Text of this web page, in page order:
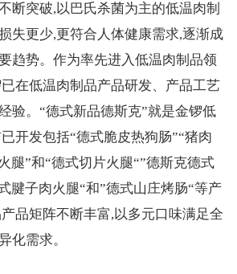
断突破,以巴氏杀菌为主的低温肉制
失更少,更符合人体健康需求,逐渐成
趋势。作为率先进入低温肉制品领
在低温肉制品产品研发、产品工艺
验。“德式新品德斯克”就是金锣低
开发包括“德式脆皮热狗肠”“猪肉
腿”和“德式切片火腿“”德斯克德式
腱子肉火腿“和”德式山庄烤肠“等产
品矩阵不断丰富,以多元口味满足全
化需求。